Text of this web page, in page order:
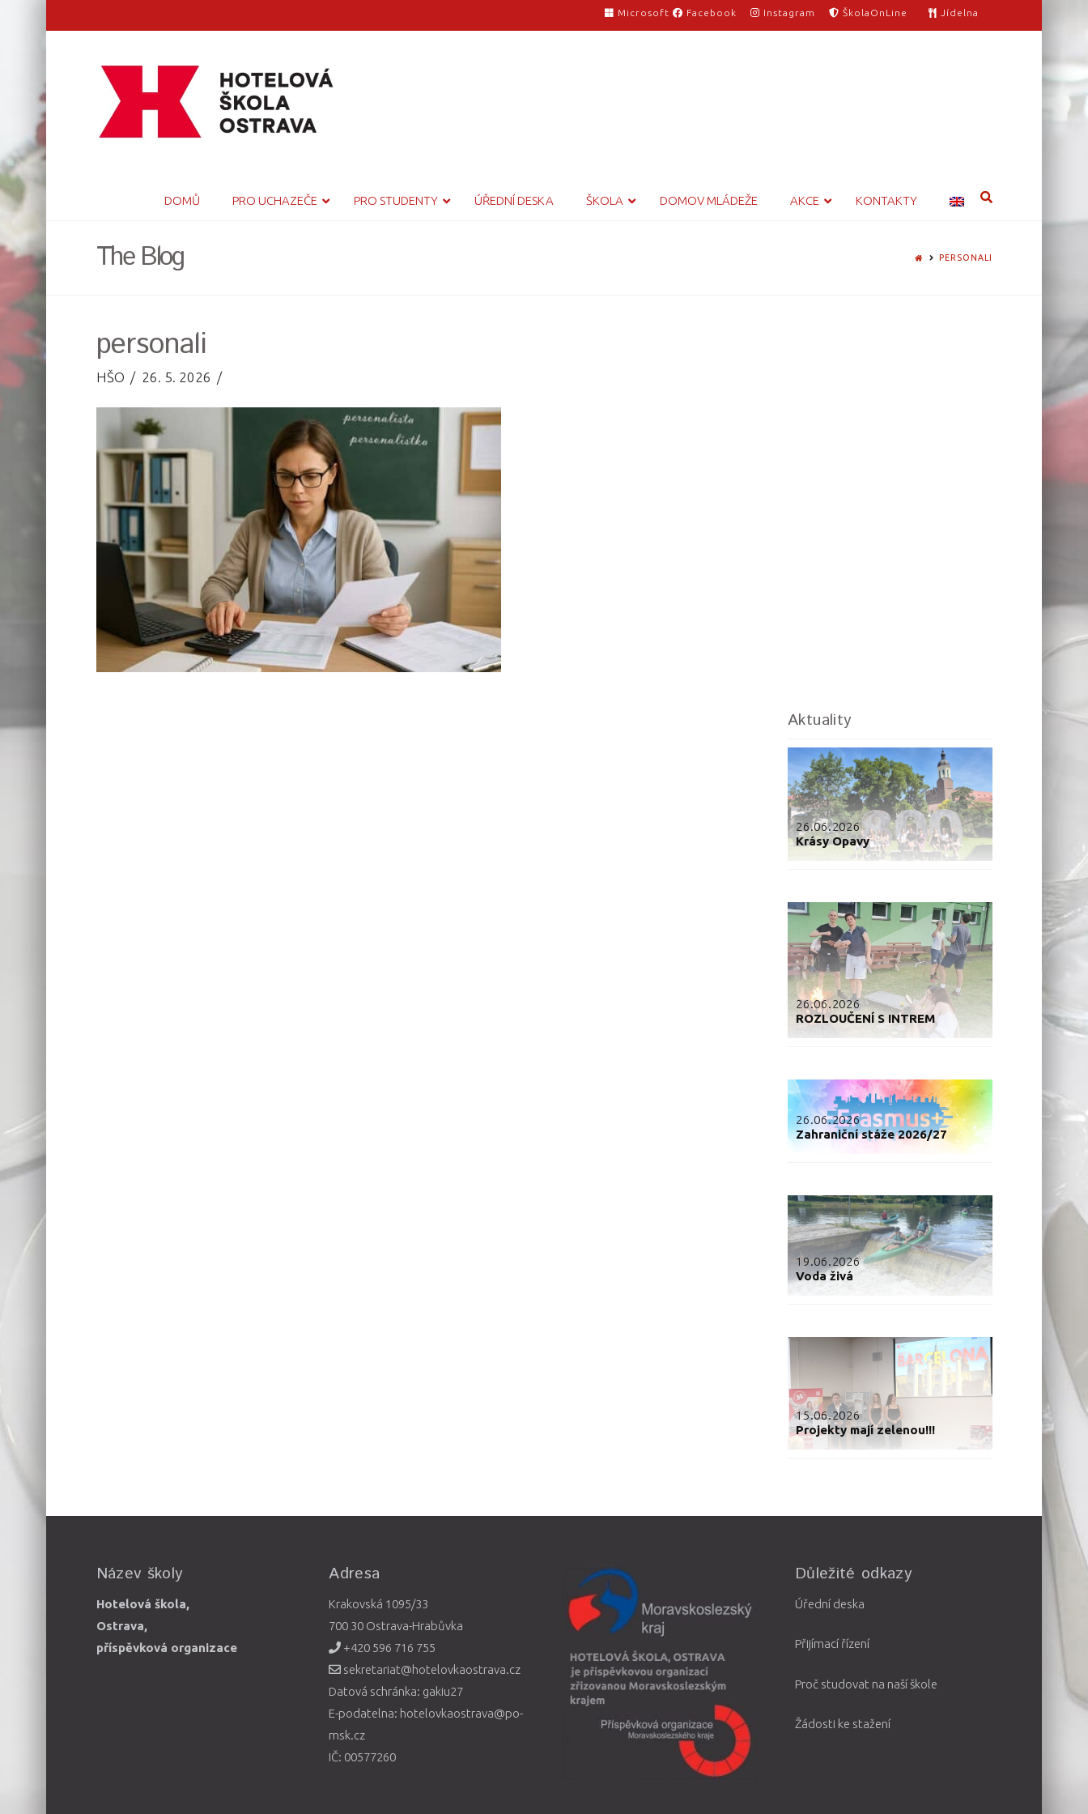
Microsoft Facebook Instagram ŠkolaOnLine Jídelna
DOMŮ PRO UCHAZEČE PRO STUDENTY ÚŘEDNÍ DESKA ŠKOLA DOMOV MLÁDEŽE AKCE KONTAKTY
The Blog HOMEPERSONALI
personali
HŠO 26. 5. 2026
Aktuality
26.06.2026
Krásy Opavy
26.06.2026
ROZLOUČENÍ S INTREM
26.06.2026
Zahraniční stáže 2026/27
19.06.2026
Voda živá
15.06.2026
Projekty mají zelenou!!!
Název školy
Hotelová škola,
Ostrava,
příspěvková organizace
Adresa
Krakovská 1095/33
700 30 Ostrava-Hrabůvka
+420 596 716 755
sekretariat@hotelovkaostrava.cz
Datová schránka: gakiu27
E-podatelna: hotelovkaostrava@po-
msk.cz
IČ: 00577260
Důležité odkazy
Úřední deska
Přijímací řízení
Proč studovat na naší škole
Žádosti ke stažení